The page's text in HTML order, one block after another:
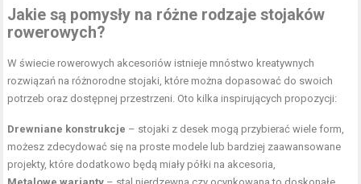
Jakie są pomysły na różne rodzaje stojaków
rowerowych?
W świecie rowerowych akcesoriów istnieje mnóstwo kreatywnych
rozwiązań na różnorodne stojaki, które można dopasować do swoich
potrzeb oraz dostępnej przestrzeni. Oto kilka inspirujących propozycji:
Drewniane konstrukcje – stojaki z desek mogą przybierać wiele form,
możesz zdecydować się na proste modele lub bardziej zaawansowane
projekty, które dodatkowo będą miały półki na akcesoria,